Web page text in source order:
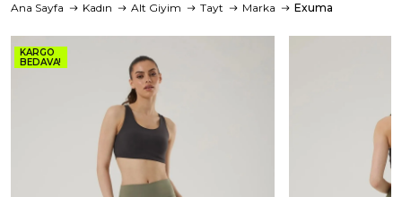
Ana Sayfa Kadın Alt Giyim Tayt Marka Exuma
KARGO
BEDAVA!